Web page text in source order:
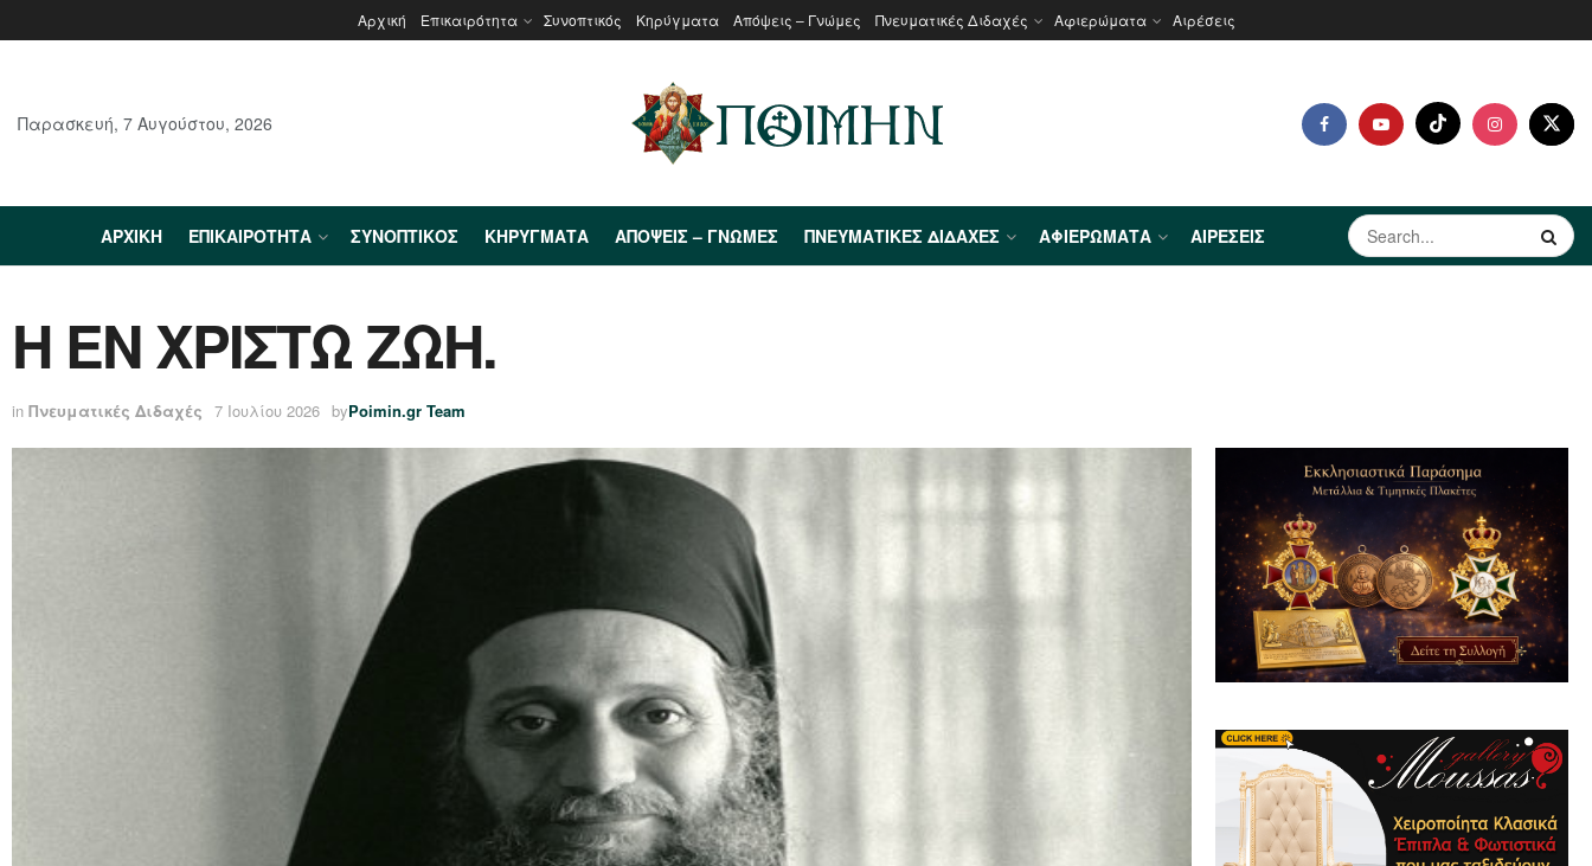
Αρχική Επικαιρότητα Συνοπτικός Κηρύγματα Απόψεις – Γνώμες Πνευματικές Διδαχές Αφιερώματα Αιρέσεις
Παρασκευή, 7 Αυγούστου, 2026
ΑΡΧΙΚΉ ΕΠΙΚΑΙΡΌΤΗΤΑ ΣΥΝΟΠΤΙΚΌΣ ΚΗΡΎΓΜΑΤΑ ΑΠΌΨΕΙΣ – ΓΝΏΜΕΣ ΠΝΕΥΜΑΤΙΚΈΣ ΔΙΔΑΧΈΣ ΑΦΙΕΡΏΜΑΤΑ ΑΙΡΈΣΕΙΣ
Η ΕΝ ΧΡΙΣΤΩ ΖΩΗ.
in Πνευματικές Διδαχές 7 Ιουλίου 2026 byPoimin.gr Team